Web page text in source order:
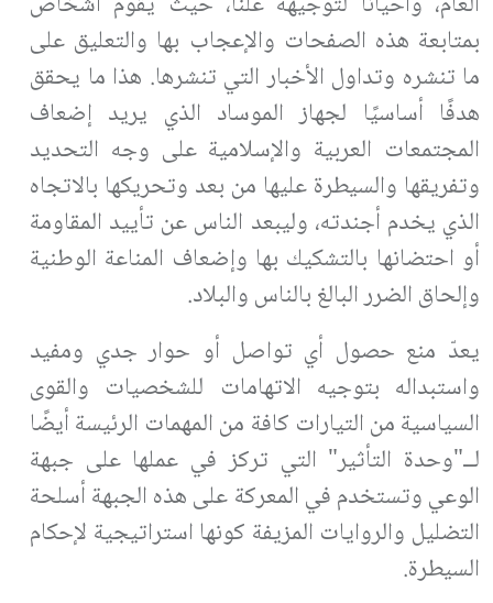
بمتابعة هذه الصفحات والإعجاب بها والتعليق على
ما تنشره وتداول الأخبار التي تنشرها. هذا ما يحقق
هدفًا أساسيًا لجهاز الموساد الذي يريد إضعاف
المجتمعات العربية والإسلامية على وجه التحديد
وتفريقها والسيطرة عليها من بعد وتحريكها بالاتجاه
الذي يخدم أجندته، وليبعد الناس عن تأييد المقاومة
أو احتضانها بالتشكيك بها وإضعاف المناعة الوطنية
وإلحاق الضرر البالغ بالناس والبلاد.
يعدّ منع حصول أي تواصل أو حوار جدي ومفيد
واستبداله بتوجيه الاتهامات للشخصيات والقوى
السياسية من التيارات كافة من المهمات الرئيسة أيضًا
لــ"وحدة التأثير" التي تركز في عملها على جبهة
الوعي وتستخدم في المعركة على هذه الجبهة أسلحة
التضليل والروايات المزيفة كونها استراتيجية لإحكام
السيطرة.